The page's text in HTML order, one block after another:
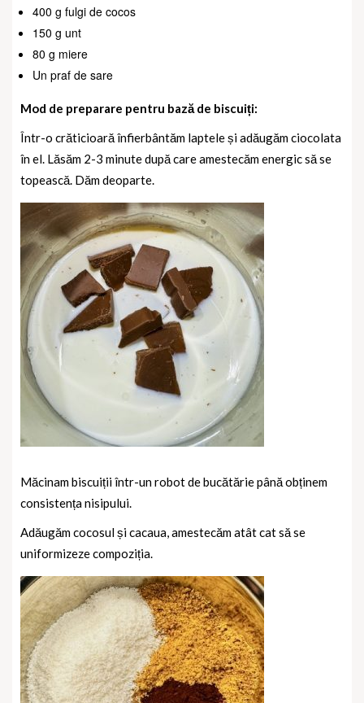
400 g fulgi de cocos
150 g unt
80 g miere
Un praf de sare
Mod de preparare pentru bază de biscuiți:
Într-o crăticioară înfierbântăm laptele și adăugăm ciocolata
în el. Lăsăm 2-3 minute după care amestecăm energic să se
topească. Dăm deoparte.
Măcinam biscuiții într-un robot de bucătărie până obținem
consistența nisipului.
Adăugăm cocosul și cacaua, amestecăm atât cat să se
uniformizeze compoziția.